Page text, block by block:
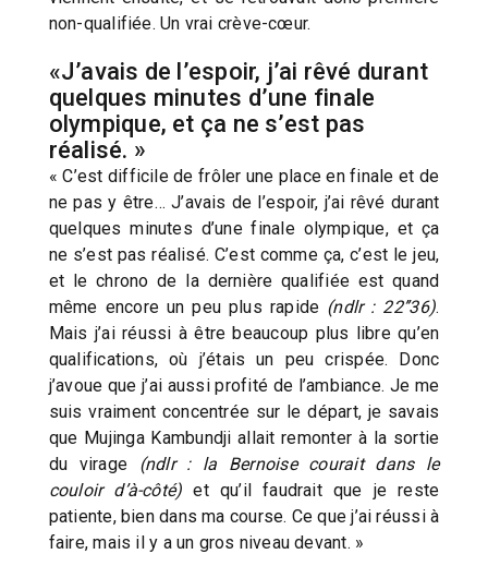
non-qualifiée. Un vrai crève-cœur.
«J’avais de l’espoir, j’ai rêvé durant
quelques minutes d’une finale
olympique, et ça ne s’est pas
réalisé. »
« C’est difficile de frôler une place en finale et de
ne pas y être… J’avais de l’espoir, j’ai rêvé durant
quelques minutes d’une finale olympique, et ça
ne s’est pas réalisé. C’est comme ça, c’est le jeu,
et le chrono de la dernière qualifiée est quand
même encore un peu plus rapide (ndlr : 22’’36).
Mais j’ai réussi à être beaucoup plus libre qu’en
qualifications, où j’étais un peu crispée. Donc
j’avoue que j’ai aussi profité de l’ambiance. Je me
suis vraiment concentrée sur le départ, je savais
que Mujinga Kambundji allait remonter à la sortie
du virage (ndlr : la Bernoise courait dans le
couloir d’à-côté) et qu’il faudrait que je reste
patiente, bien dans ma course. Ce que j’ai réussi à
faire, mais il y a un gros niveau devant. »